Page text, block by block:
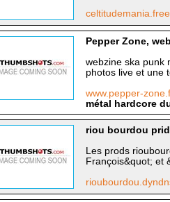
Pepper Zone,
webzine ska punk
photos live et une
www.pepper-
métal hardcore
riou bourdou
Les prods
François&quot; et